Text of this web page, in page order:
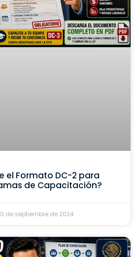
el Formato DC-2 para
de Capacitación?
de septiembre de 2024